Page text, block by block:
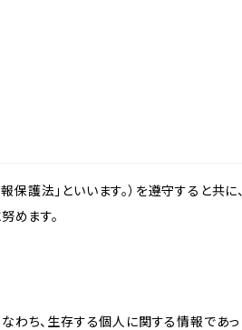
護法」といいます。）を遵守すると共に、
めます。
わち、生存する個人に関する情報であっ